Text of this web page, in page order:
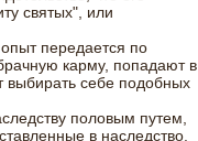
святых", или
передается по
карму, попадают в
выбирать себе подобных
половым путем,
в наследство.